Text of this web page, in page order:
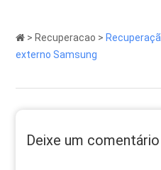
> Recuperacao >
externo Samsung
Deixe um comentário